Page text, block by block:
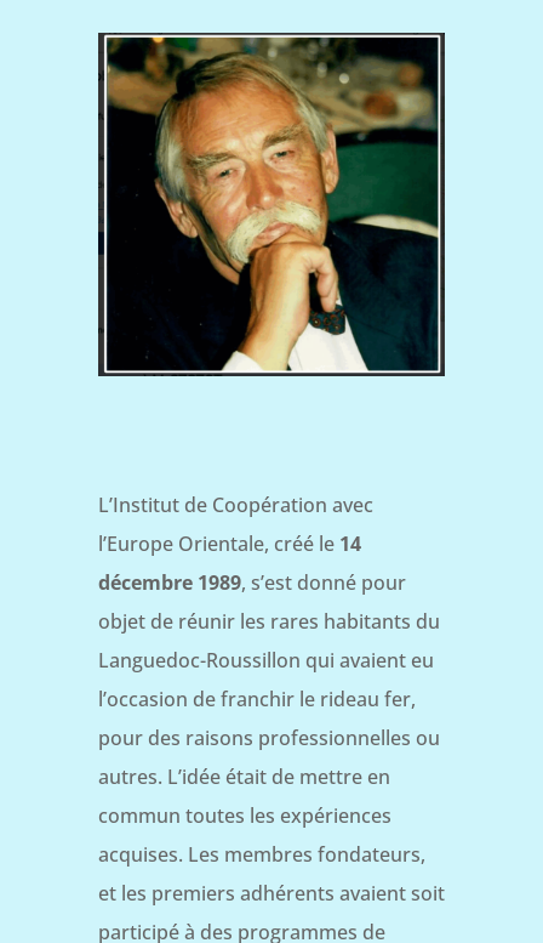
L’Institut de Coopération avec
l’Europe Orientale, créé le 14
décembre 1989, s’est donné pour
objet de réunir les rares habitants du
Languedoc-Roussillon qui avaient eu
l’occasion de franchir le rideau fer,
pour des raisons professionnelles ou
autres. L’idée était de mettre en
commun toutes les expériences
acquises. Les membres fondateurs,
et les premiers adhérents avaient soit
participé à des programmes de